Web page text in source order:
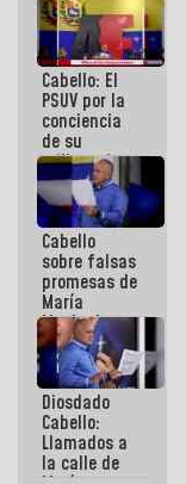
de María
Machado:
¡Créanle!
Cabello: El
PSUV por la
conciencia
de su
militancia
es la
organización
política más
sólida de
Venezuela
Cabello
sobre falsas
promesas de
María
Machado:
¿Quién le
puede creer?
¿Y la gente
que ella iba
a salvar en
La Guaira?
Diosdado
Cabello:
Llamados a
la calle de